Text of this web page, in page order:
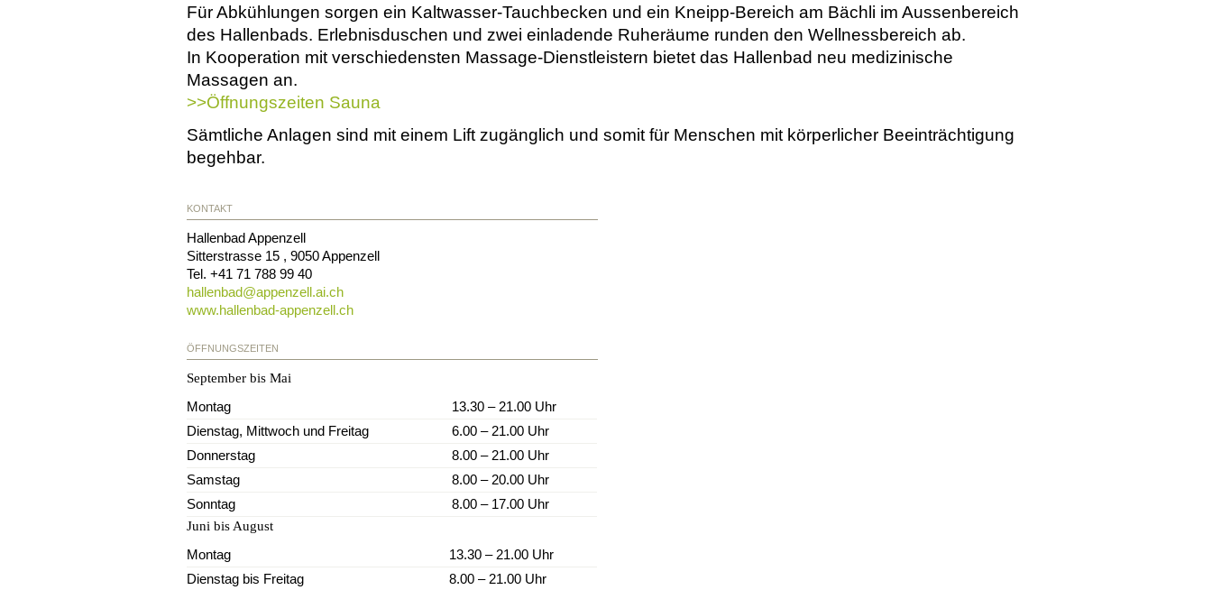
Für Abkühlungen sorgen ein Kaltwasser-Tauchbecken und ein Kneipp-Bereich am Bächli im Aussenbereich
des Hallenbads. Erlebnisduschen und zwei einladende Ruheräume runden den Wellnessbereich ab.
In Kooperation mit verschiedensten Massage-Dienstleistern bietet das Hallenbad neu medizinische
Massagen an.
>>Öffnungszeiten Sauna
Sämtliche Anlagen sind mit einem Lift zugänglich und somit für Menschen mit körperlicher Beeinträchtigung
begehbar.
KONTAKT
Hallenbad Appenzell
Sitterstrasse 15 , 9050Appenzell
Tel. +41 71 788 99 40
hallenbad@appenzell.ai.ch
www.hallenbad-appenzell.ch
ÖFFNUNGSZEITEN
September bis Mai
Montag
13.30 – 21.00 Uhr
Dienstag, Mittwoch und Freitag
6.00 – 21.00 Uhr
Donnerstag
8.00 – 21.00 Uhr
Samstag
8.00 – 20.00 Uhr
Sonntag
8.00 – 17.00 Uhr
Juni bis August
Montag
13.30 – 21.00 Uhr
Dienstag bis Freitag
8.00 – 21.00 Uhr